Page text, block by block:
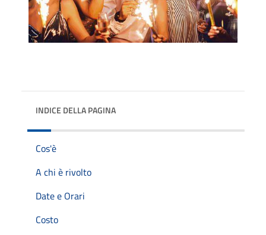
INDICE DELLA PAGINA
Cos'è
A chi è rivolto
Date e Orari
Costo